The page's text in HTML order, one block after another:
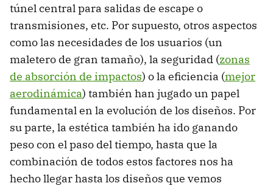
túnel central para salidas de escape o
transmisiones, etc. Por supuesto, otros aspectos
como las necesidades de los usuarios (un
maletero de gran tamaño), la seguridad (zonas
de absorción de impactos) o la eficiencia (mejor
aerodinámica) también han jugado un papel
fundamental en la evolución de los diseños. Por
su parte, la estética también ha ido ganando
peso con el paso del tiempo, hasta que la
combinación de todos estos factores nos ha
hecho llegar hasta los diseños que vemos